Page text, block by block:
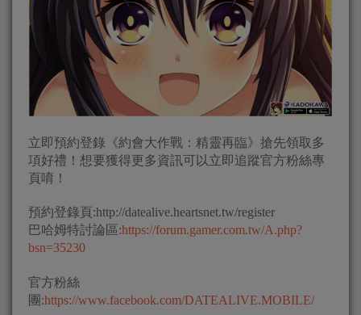
立即預約登錄《約會大作戰：精靈再臨》搶先領取多
項好禮！想要獲得更多資訊可以立即追蹤官方粉絲專
頁唷！
預約登錄頁:http://datealive.heartsnet.tw/register
巴哈姆特討論區:https://forum.gamer.com.tw/A.php?
bsn=35230
官方粉絲
團:https://www.facebook.com/DATEALIVE.MOBILE/